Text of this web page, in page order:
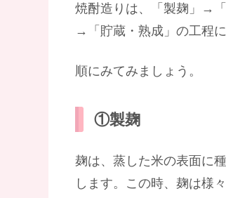
焼酎造りは、「製麹」→
→「貯蔵・熟成」の工程
順にみてみましょう。
①製麹
麹は、蒸した米の表面に
します。この時、麹は様